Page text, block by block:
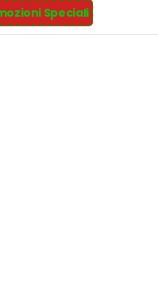
Speciali